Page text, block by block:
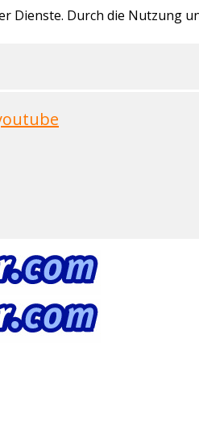
Dienste. Durch die Nutzung